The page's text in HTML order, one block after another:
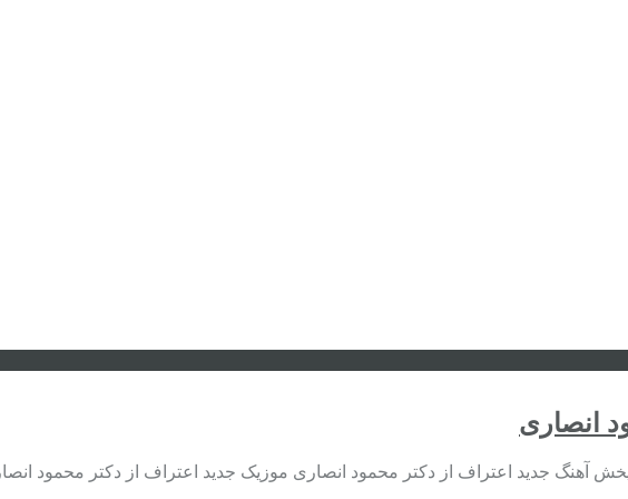
انصاری
پخش آهنگ جدید اعتراف از دکتر محمود انصاری موزیک جدید اعتراف از دکتر محمود